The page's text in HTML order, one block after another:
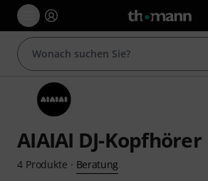
AIAIAI DJ-Kopfhörer
4 Produkte · Beratung